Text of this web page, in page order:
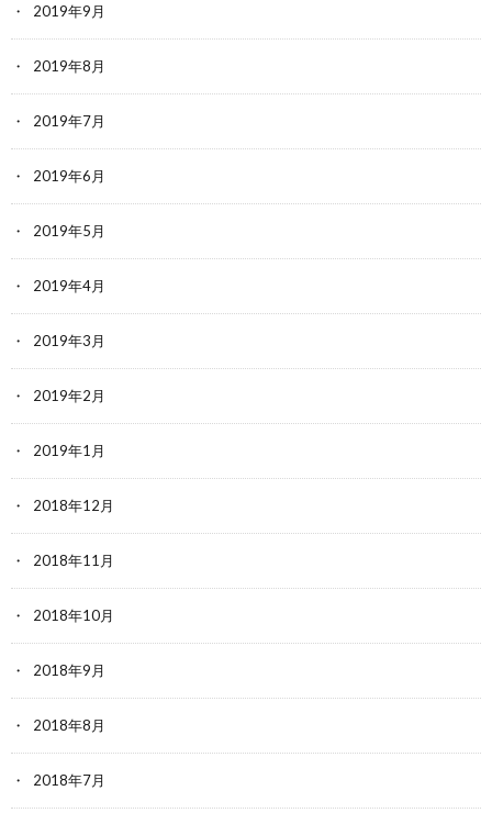
2019年9月
2019年8月
2019年7月
2019年6月
2019年5月
2019年4月
2019年3月
2019年2月
2019年1月
2018年12月
2018年11月
2018年10月
2018年9月
2018年8月
2018年7月